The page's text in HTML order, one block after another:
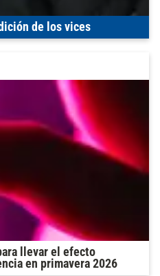
de los vices
llevar el efecto
en primavera 2026